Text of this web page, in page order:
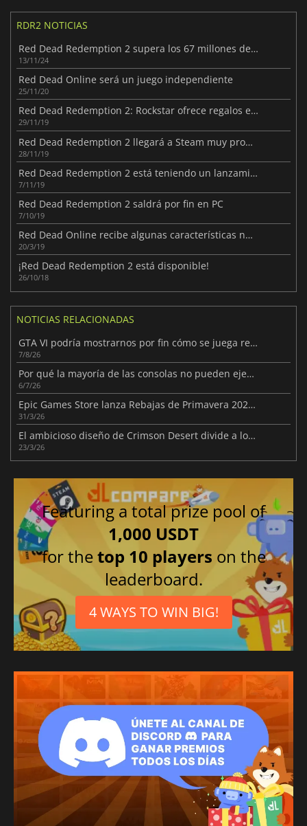
RDR2 NOTICIAS
Red Dead Redemption 2 supera los 67 millones de ventas
13/11/24
Red Dead Online será un juego independiente
25/11/20
Red Dead Redemption 2: Rockstar ofrece regalos en el juego
29/11/19
Red Dead Redemption 2 llegará a Steam muy pronto
28/11/19
Red Dead Redemption 2 está teniendo un lanzamiento complicado en PC
7/11/19
Red Dead Redemption 2 saldrá por fin en PC
7/10/19
Red Dead Online recibe algunas características nuevas en su actualización de primavera
20/3/19
¡Red Dead Redemption 2 está disponible!
26/10/18
NOTICIAS RELACIONADAS
GTA VI podría mostrarnos por fin cómo se juega realmente al juego
7/8/26
Por qué la mayoría de las consolas no pueden ejecutar GTA VI a 60 FPS
6/7/26
Epic Games Store lanza Rebajas de Primavera 2026 con Grandes Descuentos
31/3/26
El ambicioso diseño de Crimson Desert divide a los jugadores
23/3/26
Featuring a total prize pool of
1,000 USDT
for thetop 10 players on the
leaderboard.
4 WAYS TO WIN BIG!